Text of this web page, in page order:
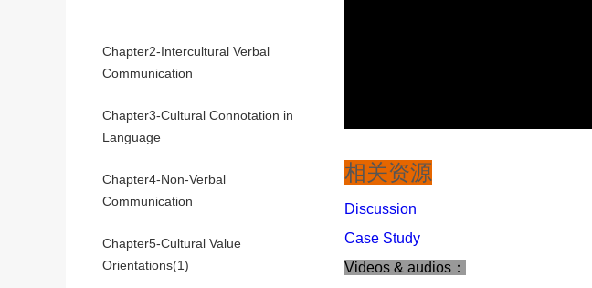
Chapter2-Intercultural Verbal
Communication
Chapter3-Cultural Connotation in
Language
Chapter4-Non-Verbal
Communication
Chapter5-Cultural Value
Orientations(1)
相关资源
Discussion
Case Study
Videos & audios：